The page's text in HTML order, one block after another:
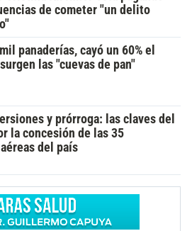
de cometer "un delito
panaderías, cayó un 60% el
las "cuevas de pan"
y prórroga: las claves del
la concesión de las 35
del país